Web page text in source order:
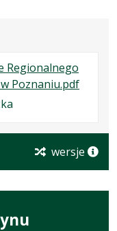
Regionalnego
Poznaniu.pdf.
pdf
.
269
kB
.
w
nowej
wersje